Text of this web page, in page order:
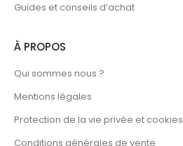
Guides et conseils d’achat
À PROPOS
Qui sommes nous ?
Mentions légales
Protection de la vie privée et cookies
Conditions générales de vente